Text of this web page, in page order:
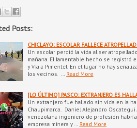
Posts:
CHICLAYO: ESCOLAR FALLECE
Un escolar perdió la vida al ser
mañana. El lamentable hecho se registró
y Vía a Pimentel. En el lugar no hay
los vecinos. …
Read More
[LO ÚLTIMO] PASCO: EXTRANJERO ES
Un extranjero fue hallado sin vida en la
Chaupimarca. Daniel Alejandro
venezolana ingeniero de profesión
empresa minera y …
Read More